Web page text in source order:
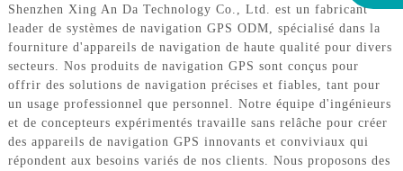
Shenzhen Xing An Da Technology Co., Ltd. est un fabricant
leader de systèmes de navigation GPS ODM, spécialisé dans la
fourniture d'appareils de navigation de haute qualité pour divers
secteurs. Nos produits de navigation GPS sont conçus pour
offrir des solutions de navigation précises et fiables, tant pour
un usage professionnel que personnel. Notre équipe d'ingénieurs
et de concepteurs expérimentés travaille sans relâche pour créer
des appareils de navigation GPS innovants et conviviaux qui
répondent aux besoins variés de nos clients. Nous proposons des